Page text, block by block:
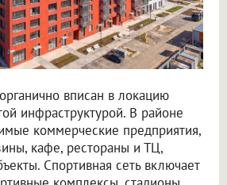
вписан в локацию
инфраструктурой. В районе
коммерческие предприятия,
кафе, рестораны и ТЦ,
Спортивная сеть включает